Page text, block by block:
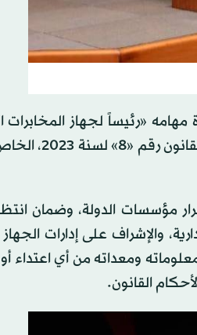
«رئيساً لجهاز المخابرات
مستنداً إلى أحكام الإعلان الدستوري وتعديلاته،
مؤسسات الدولة، وضمان
والإشراف على إدارات
ومعداته من أي اعتداء أو
القانون.